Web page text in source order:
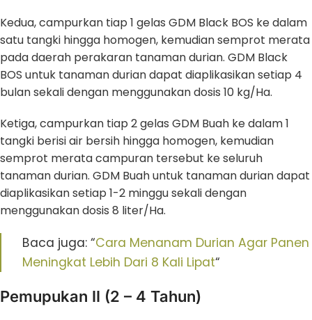
Kedua, campurkan tiap 1 gelas GDM Black BOS ke dalam
satu tangki hingga homogen, kemudian semprot merata
pada daerah perakaran tanaman durian. GDM Black
BOS untuk tanaman durian dapat diaplikasikan setiap 4
bulan sekali dengan menggunakan dosis 10 kg/Ha.
Ketiga, campurkan tiap 2 gelas GDM Buah ke dalam 1
tangki berisi air bersih hingga homogen, kemudian
semprot merata campuran tersebut ke seluruh
tanaman durian. GDM Buah untuk tanaman durian dapat
diaplikasikan setiap 1-2 minggu sekali dengan
menggunakan dosis 8 liter/Ha.
Baca juga: “Cara Menanam Durian Agar Panen
Meningkat Lebih Dari 8 Kali Lipat“
Pemupukan II (2 – 4 Tahun)